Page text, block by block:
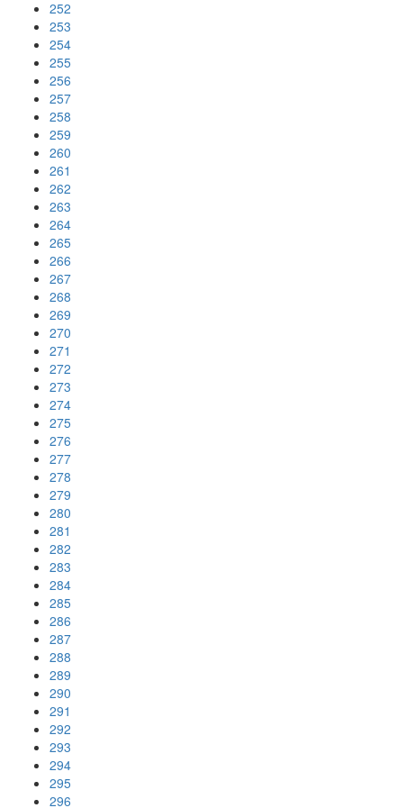
252
253
254
255
256
257
258
259
260
261
262
263
264
265
266
267
268
269
270
271
272
273
274
275
276
277
278
279
280
281
282
283
284
285
286
287
288
289
290
291
292
293
294
295
296